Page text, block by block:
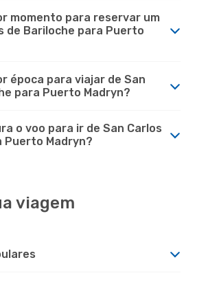
momento para reservar um
de Bariloche para Puerto
época para viajar de San
para Puerto Madryn?
o voo para ir de San Carlos
Puerto Madryn?
viagem